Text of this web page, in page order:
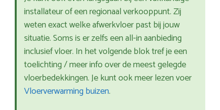
installateur of een regionaal verkooppunt. Zij
weten exact welke afwerkvloer past bij jouw
situatie. Soms is er zelfs een all-in aanbieding
inclusief vloer. In het volgende blok tref je een
toelichting / meer info over de meest gelegde
vloerbedekkingen. Je kunt ook meer lezen voer
Vloerverwarming buizen.